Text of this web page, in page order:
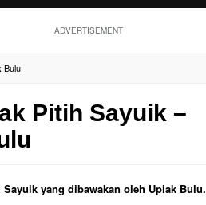
ADVERTISEMENT
Bulu
Pitih Sayuik –
yang dibawakan oleh Upiak Bulu.